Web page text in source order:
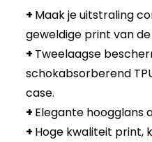
+ Maak je uitstraling
geweldige print van
+ Tweelaagse
schokabsorberend
case.
+ Elegante hoogglans
+ Hoge kwaliteit print,